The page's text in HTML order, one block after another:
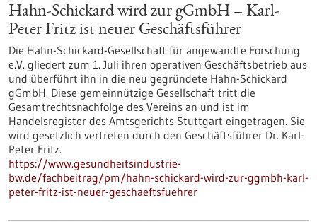
Hahn-Schickard wird zur gGmbH – Karl-
Peter Fritz ist neuer Geschäftsführer
Die Hahn-Schickard-Gesellschaft für angewandte Forschung
e.V. gliedert zum 1. Juli ihren operativen Geschäftsbetrieb aus
und überführt ihn in die neu gegründete Hahn-Schickard
gGmbH. Diese gemeinnützige Gesellschaft tritt die
Gesamtrechtsnachfolge des Vereins an und ist im
Handelsregister des Amtsgerichts Stuttgart eingetragen. Sie
wird gesetzlich vertreten durch den Geschäftsführer Dr. Karl-
Peter Fritz.
https://www.gesundheitsindustrie-
bw.de/fachbeitrag/pm/hahn-schickard-wird-zur-ggmbh-karl-
peter-fritz-ist-neuer-geschaeftsfuehrer